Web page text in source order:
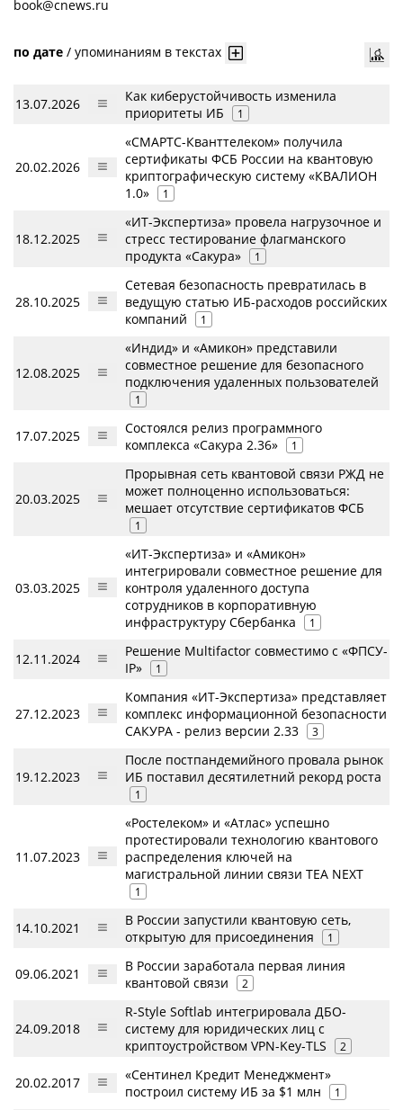
book@cnews.ru
по дате / упоминаниям в текстах
13.07.2026
Как киберустойчивость изменила
приоритеты ИБ
1
20.02.2026
«СМАРТС-Кванттелеком» получила
сертификаты ФСБ России на квантовую
криптографическую систему «КВАЛИОН
1.0»
1
18.12.2025
«ИТ-Экспертиза» провела нагрузочное и
стресс тестирование флагманского
продукта «Сакура»
1
28.10.2025
Сетевая безопасность превратилась в
ведущую статью ИБ-расходов российских
компаний
1
12.08.2025
«Индид» и «Амикон» представили
совместное решение для безопасного
подключения удаленных пользователей
1
17.07.2025
Состоялся релиз программного
комплекса «Сакура 2.36»
1
20.03.2025
Прорывная сеть квантовой связи РЖД не
может полноценно использоваться:
мешает отсутствие сертификатов ФСБ
1
03.03.2025
«ИТ-Экспертиза» и «Амикон»
интегрировали совместное решение для
контроля удаленного доступа
сотрудников в корпоративную
инфраструктуру Сбербанка
1
12.11.2024
Решение Multifactor совместимо с «ФПСУ-
IP»
1
27.12.2023
Компания «ИТ-Экспертиза» представляет
комплекс информационной безопасности
САКУРА - релиз версии 2.33
3
19.12.2023
После постпандемийного провала рынок
ИБ поставил десятилетний рекорд роста
1
11.07.2023
«Ростелеком» и «Атлас» успешно
протестировали технологию квантового
распределения ключей на
магистральной линии связи TEA NEXT
1
14.10.2021
В России запустили квантовую сеть,
открытую для присоединения
1
09.06.2021
В России заработала первая линия
квантовой связи
2
24.09.2018
R-Style Softlab интегрировала ДБО-
систему для юридических лиц с
криптоустройством VPN-Key-TLS
2
20.02.2017
«Сентинел Кредит Менеджмент»
построил систему ИБ за $1 млн
1